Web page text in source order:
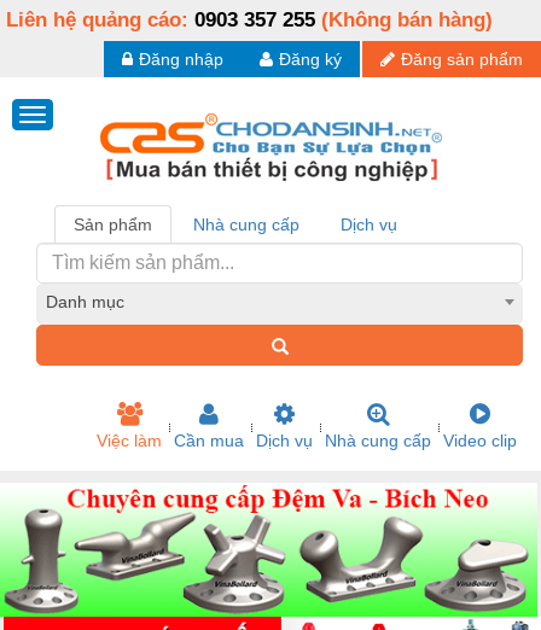
Liên hệ quảng cáo: 0903 357 255 (Không bán hàng)
Đăng sản phẩm
Đăng ký
Đăng nhập
Sản phẩm Nhà cung cấp Dịch vụ
Danh mục
Việc làm Cần mua Dịch vụ Nhà cung cấp Video clip